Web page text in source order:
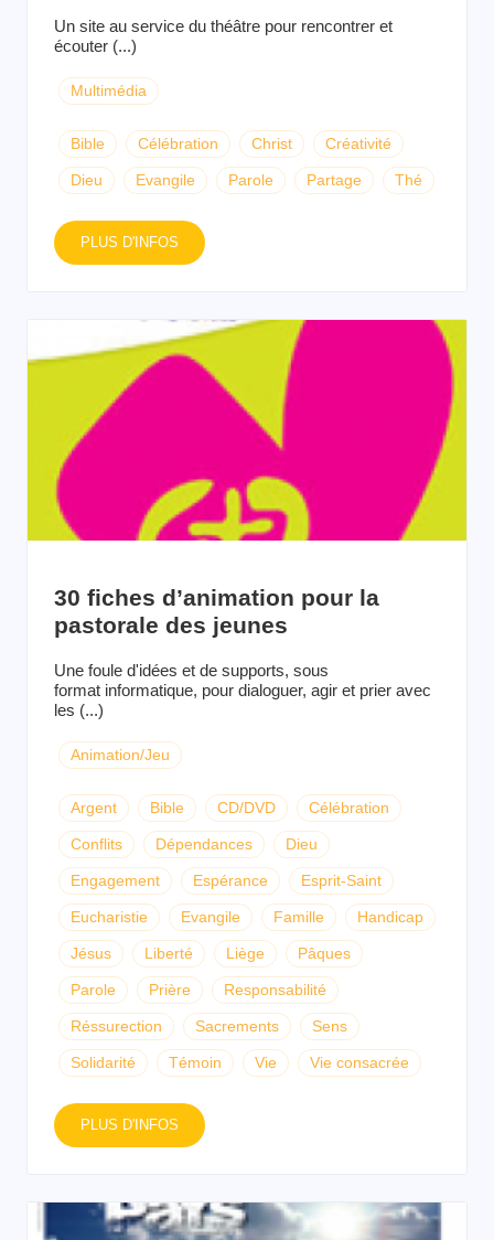
Un site au service du théâtre pour rencontrer et
écouter (...)
Multimédia
Bible Célébration Christ Créativité
Dieu Evangile Parole Partage Thé
PLUS D'INFOS
30 fiches d’animation pour la
pastorale des jeunes
Une foule d'idées et de supports, sous
format informatique, pour dialoguer, agir et prier avec
les (...)
Animation/Jeu
Argent Bible CD/DVD Célébration
Conflits Dépendances Dieu
Engagement Espérance Esprit-Saint
Eucharistie Evangile Famille Handicap
Jésus Liberté Liège Pâques
Parole Prière Responsabilité
Réssurection Sacrements Sens
Solidarité Témoin Vie Vie consacrée
PLUS D'INFOS